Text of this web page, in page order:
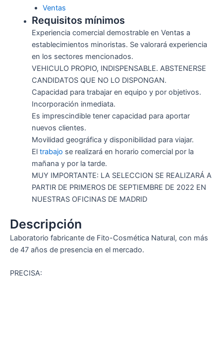
Ventas
Requisitos mínimos
Experiencia comercial demostrable en Ventas a
establecimientos minoristas. Se valorará experiencia
en los sectores mencionados.
VEHICULO PROPIO, INDISPENSABLE. ABSTENERSE
CANDIDATOS QUE NO LO DISPONGAN.
Capacidad para trabajar en equipo y por objetivos.
Incorporación inmediata.
Es imprescindible tener capacidad para aportar
nuevos clientes.
Movilidad geográfica y disponibilidad para viajar.
El trabajo se realizará en horario comercial por la
mañana y por la tarde.
MUY IMPORTANTE: LA SELECCION SE REALIZARÁ A
PARTIR DE PRIMEROS DE SEPTIEMBRE DE 2022 EN
NUESTRAS OFICINAS DE MADRID
Descripción
Laboratorio fabricante de Fito-Cosmética Natural, con más
de 47 años de presencia en el mercado.
PRECISA: